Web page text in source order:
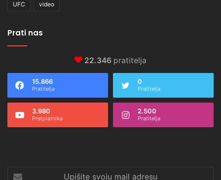
UFC video
Prati nas
22.346 pratitelja
15.866
Pratitelja
0
Pratitelja
3.980
Pretplatnika
2.500
Pratitelja